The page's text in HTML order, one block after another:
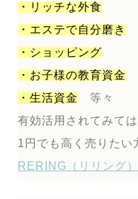
・リッチな外食
・エステで自分磨き
・ショッピング
・お子様の教育資金
・生活資金
等々
有効活用されてみて
1円でも高く売りたい
RERING（リリング）